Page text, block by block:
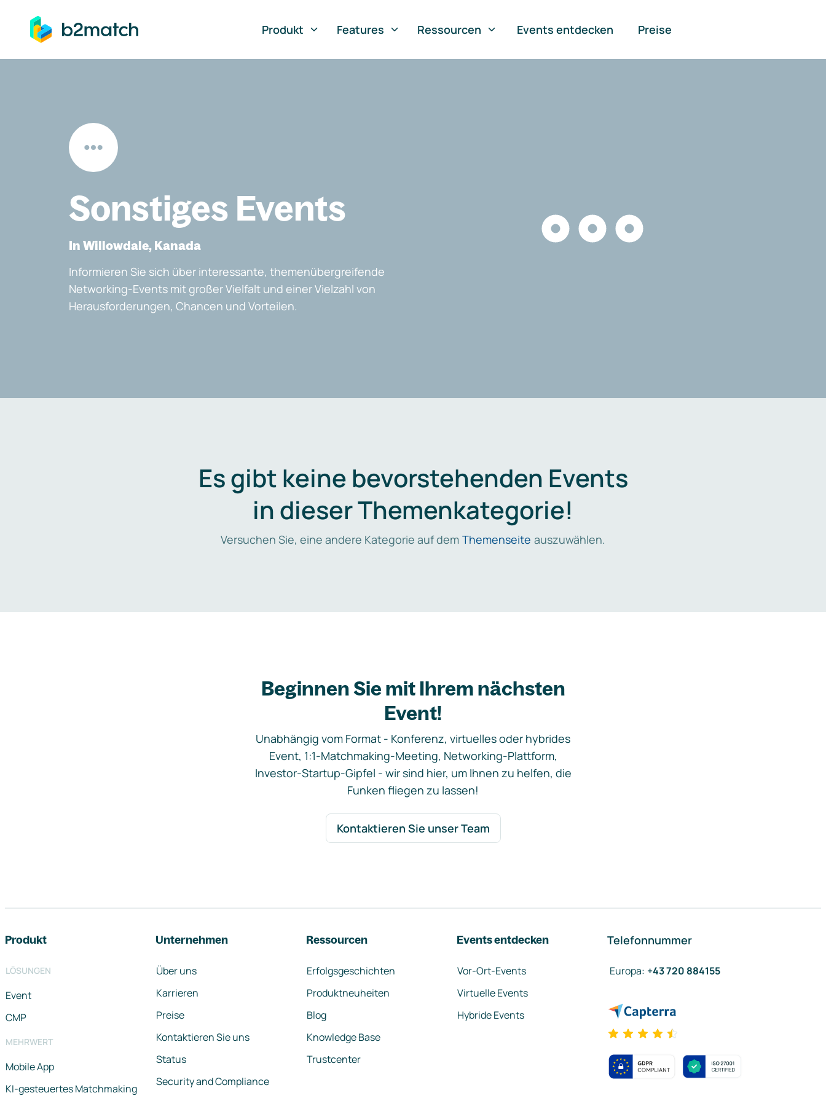
springen
Produkt
Features Ressourcen Events entdecken Preise
Sonstiges Events
In Willowdale, Kanada
Informieren Sie sich über interessante, themenübergreifende
Networking-Events mit großer Vielfalt und einer Vielzahl von
Herausforderungen, Chancen und Vorteilen.
Es gibt keine bevorstehenden Events
in dieser Themenkategorie!
Versuchen Sie, eine andere Kategorie auf dem Themenseite auszuwählen.
Beginnen Sie mit Ihrem nächsten
Event!
Unabhängig vom Format - Konferenz, virtuelles oder hybrides
Event, 1:1-Matchmaking-Meeting, Networking-Plattform,
Investor-Startup-Gipfel - wir sind hier, um Ihnen zu helfen, die
Funken fliegen zu lassen!
Kontaktieren Sie unser Team
Produkt
LÖSUNGEN
Event
CMP
MEHRWERT
Mobile App
KI-gesteuertes Matchmaking
Unternehmen
Über uns
Karrieren
Preise
Kontaktieren Sie uns
Status
Security and Compliance
Ressourcen
Erfolgsgeschichten
Produktneuheiten
Blog
Knowledge Base
Trustcenter
Events entdecken
Vor-Ort-Events
Virtuelle Events
Hybride Events
Telefonnummer
Europa: +43 720 884155